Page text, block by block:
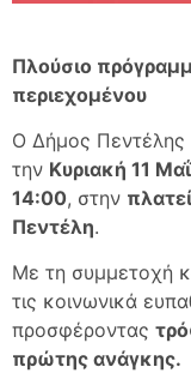
Πλούσιο
περιεχομένου
Ο Δήμος Πεντέλης
την Κυριακή 11
14:00, στην
Πεντέλη.
Με τη συμμετοχή
τις κοινωνικά
προσφέροντας
πρώτης ανάγκης.